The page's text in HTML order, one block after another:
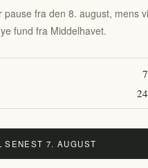
pause fra den 8. august, mens
fund fra Middelhavet.
SENEST 7. AUGUST